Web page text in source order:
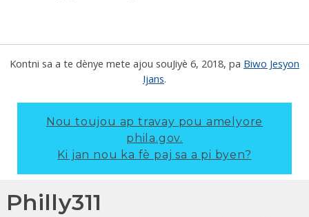
Kontni sa a te dènye mete ajou souJiyè 6, 2018, pa Biwo Jesyon
Ijans.
Nou toujou ap travay pou amelyore
phila.gov.
Ki jan nou ka fè paj sa a pi byen?
Philly311